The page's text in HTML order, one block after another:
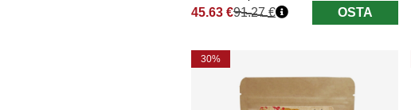
45.63 €
Normaali hinta
91.27 € OSTA
30%